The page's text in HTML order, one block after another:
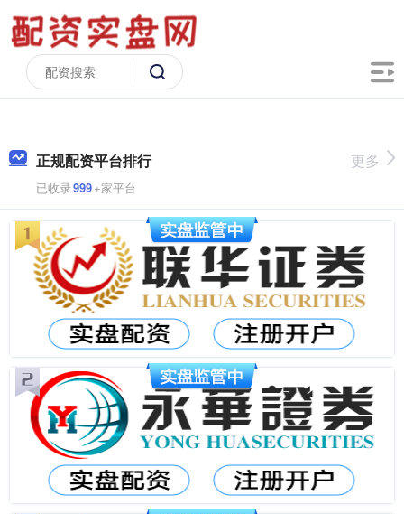
正规配资平台排行
已收录999+家平台
更多